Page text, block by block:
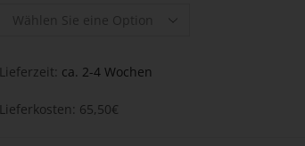
Lieferzeit: ca. 2-4 Wochen
Lieferkosten: 65,50€